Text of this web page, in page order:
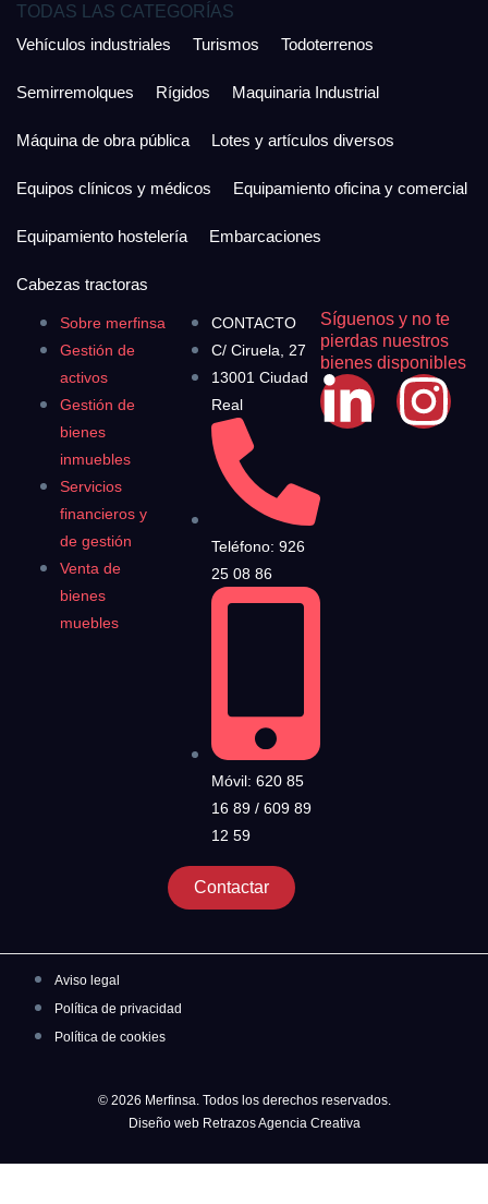
Sobre merfinsa
Gestión de
activos
Gestión de
bienes
inmuebles
Servicios
financieros y
de gestión
Venta de
bienes
muebles
CONTACTO
C/ Ciruela, 27
13001 Ciudad
Real
Teléfono: 926
25 08 86
Móvil: 620 85
16 89 / 609 89
12 59
Contactar
Síguenos y no te
pierdas nuestros
bienes disponibles
TODAS LAS CATEGORÍAS
Vehículos industriales
Turismos Todoterrenos
Semirremolques Rígidos Maquinaria Industrial
Máquina de obra pública Lotes y artículos diversos
Equipos clínicos y médicos Equipamiento oficina y comercial
Equipamiento hostelería Embarcaciones
Cabezas tractoras
Aviso legal
Política de privacidad
Política de cookies
© 2026 Merfinsa. Todos los derechos reservados.
Diseño web Retrazos Agencia Creativa